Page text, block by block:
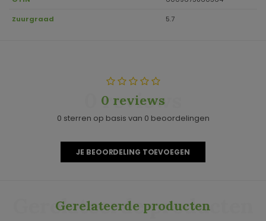
Zuurgraad 5.7
0 reviews
0 reviews
0 sterren op basis van 0 beoordelingen
JE BEOORDELING TOEVOEGEN
Gerelateerde producten
Gerelateerde producten